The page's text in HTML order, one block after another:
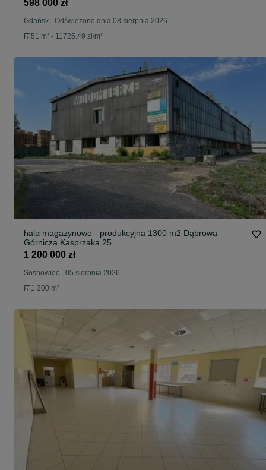
598 000 zł
Gdańsk - Odświeżono dnia 08 sierpnia 2026
51 m² - 11725.49 zł/m²
hala magazynowo - produkcyjna 1300 m2 Dąbrowa
Górnicza Kasprzaka 25
1 200 000 zł
Sosnowiec - 05 sierpnia 2026
1 300 m²